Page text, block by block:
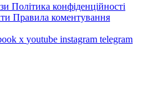
Політика конфіденційності
Правила коментування
x youtube instagram telegram